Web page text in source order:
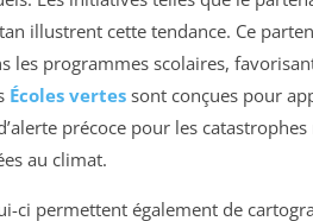
illustrent cette tendance. Ce
les programmes scolaires,
Écoles vertes sont conçues pour
précoce pour les
au climat.
ci permettent également de